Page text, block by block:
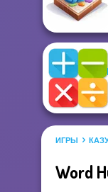
ИГРЫ
Word